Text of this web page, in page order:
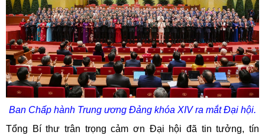
Ban Chấp hành Trung ương Đảng khóa XIV ra mắt Đại hội.
Tổng Bí thư trân trọng cảm ơn Đại hội đã tin tưởng, tín